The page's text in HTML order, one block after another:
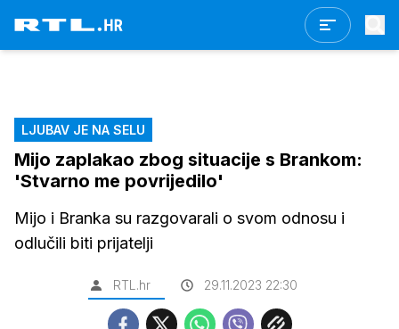
LJUBAV JE NA SELU
Mijo zaplakao zbog situacije s Brankom:
'Stvarno me povrijedilo'
Mijo i Branka su razgovarali o svom odnosu i
odlučili biti prijatelji
RTL.hr 29.11.2023 22:30